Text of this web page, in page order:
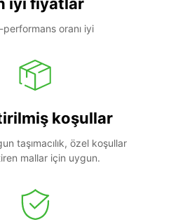
performans oranı iyi
koşullar
taşımacılık, özel koşullar
mallar için uygun.